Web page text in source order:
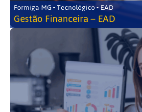
Formiga-MG • Tecnológico • EAD
Gestão Financeira – EAD